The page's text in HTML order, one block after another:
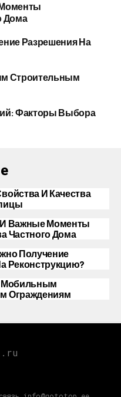
Дома
Разрешения На
Строительным
Факторы Выбора
И Качества
Важные Моменты
Частного Дома
Получение
Реконструкцию?
Мобильным
Ограждениям